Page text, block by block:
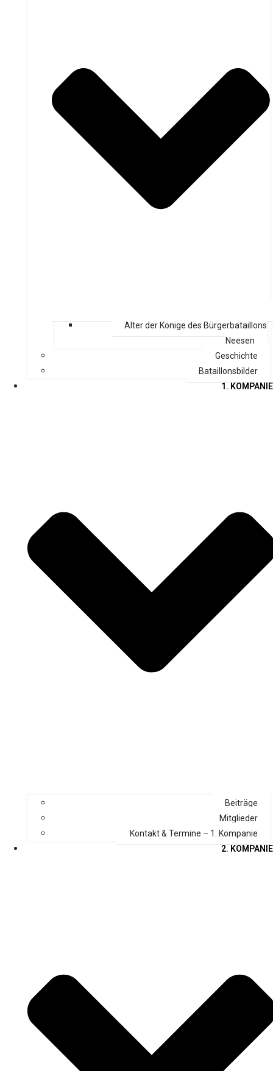
Alter der Könige des Bürgerbataillons
Neesen
Geschichte
Bataillonsbilder
1. KOMPANIE
Beiträge
Mitglieder
Kontakt & Termine – 1. Kompanie
2. KOMPANIE